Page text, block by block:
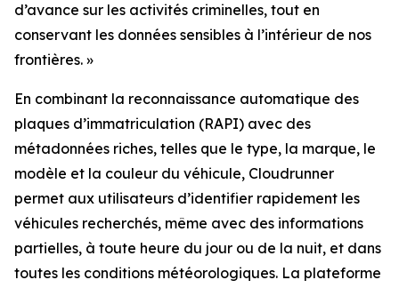
d’avance sur les activités criminelles, tout en
conservant les données sensibles à l’intérieur de nos
frontières. »
En combinant la reconnaissance automatique des
plaques d’immatriculation (RAPI) avec des
métadonnées riches, telles que le type, la marque, le
modèle et la couleur du véhicule, Cloudrunner
permet aux utilisateurs d’identifier rapidement les
véhicules recherchés, même avec des informations
partielles, à toute heure du jour ou de la nuit, et dans
toutes les conditions météorologiques. La plateforme